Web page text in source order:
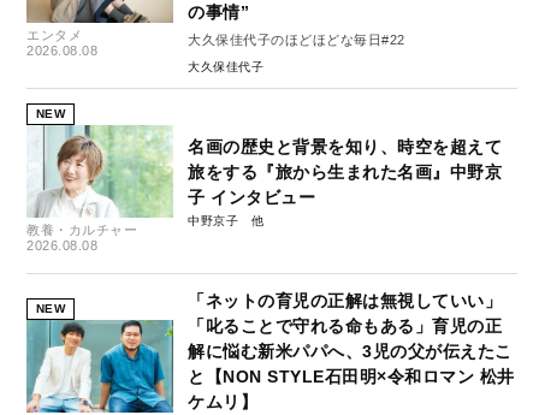
エンタメ
2026.08.08
の事情”
大久保佳代子のほどほどな毎日#22
大久保佳代子
NEW
教養・カルチャー
2026.08.08
名画の歴史と背景を知り、時空を超えて
旅をする『旅から生まれた名画』中野京
子 インタビュー
中野京子
NEW
「ネットの育児の正解は無視していい」
「叱ることで守れる命もある」育児の正
解に悩む新米パパへ、3児の父が伝えたこ
と【NON STYLE石田明×令和ロマン 松井
ケムリ】